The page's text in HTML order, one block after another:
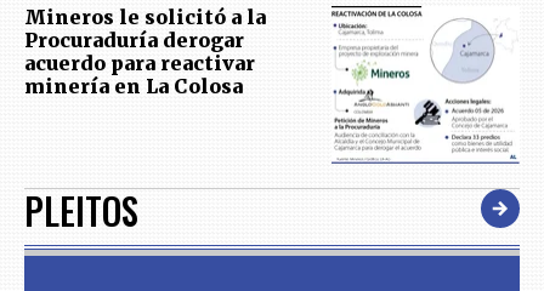
Mineros le solicitó a la
Procuraduría derogar
acuerdo para reactivar
minería en La Colosa
PLEITOS